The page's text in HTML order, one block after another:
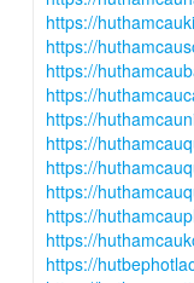
https://
https://
https://
https://
https://
https://
https://
https://
https://
https://
https://